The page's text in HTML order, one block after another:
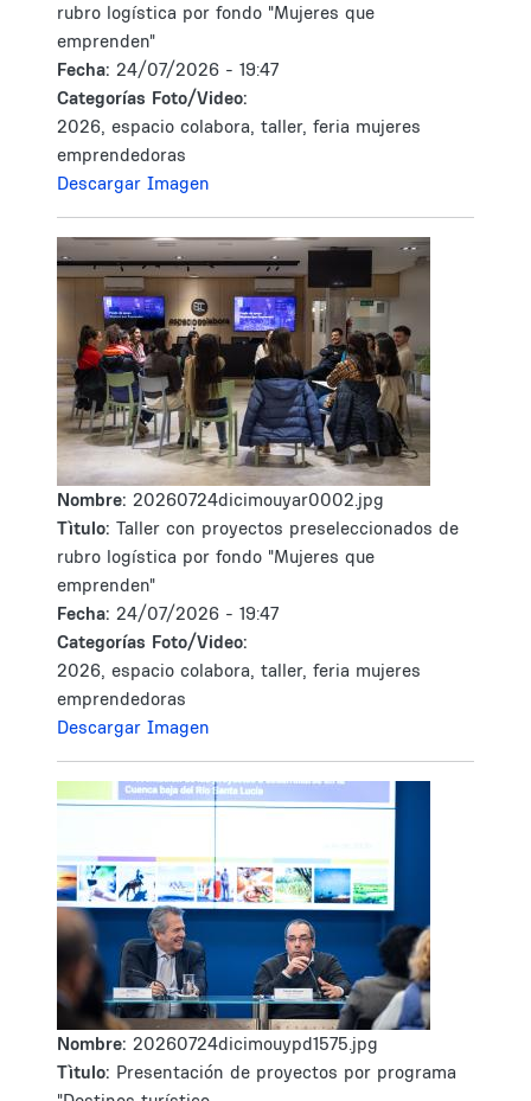
rubro logística por fondo "Mujeres que
emprenden"
Fecha: 24/07/2026 - 19:47
Categorías Foto/Video:
2026, espacio colabora, taller, feria mujeres
emprendedoras
Descargar Imagen
Nombre: 20260724dicimouyar0002.jpg
Tìtulo: Taller con proyectos preseleccionados de
rubro logística por fondo "Mujeres que
emprenden"
Fecha: 24/07/2026 - 19:47
Categorías Foto/Video:
2026, espacio colabora, taller, feria mujeres
emprendedoras
Descargar Imagen
Nombre: 20260724dicimouypd1575.jpg
Tìtulo: Presentación de proyectos por programa